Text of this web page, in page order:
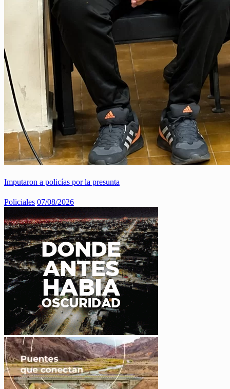
Imputaron a policías por la presunta
Policiales 07/08/2026